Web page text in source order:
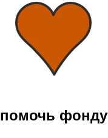
помочь фонду